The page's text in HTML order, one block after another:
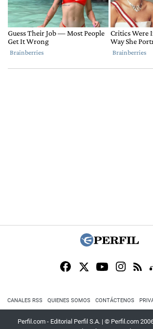
CANALES RSS QUIENES SOMOS CONTÁCTENOS
Perfil.com - Editorial Perfil S.A. | © Perfil.com